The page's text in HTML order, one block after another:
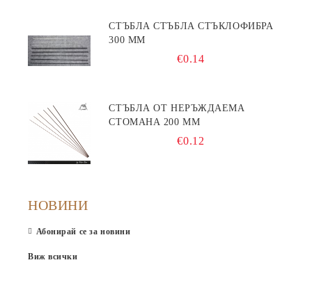
СТЪБЛА СТЪБЛА СТЪКЛОФИБРА
300 ММ
€0.14
СТЪБЛА ОТ НЕРЪЖДАЕМА
СТОМАНА 200 ММ
€0.12
НОВИНИ
Абонирай се за новини
Виж всички